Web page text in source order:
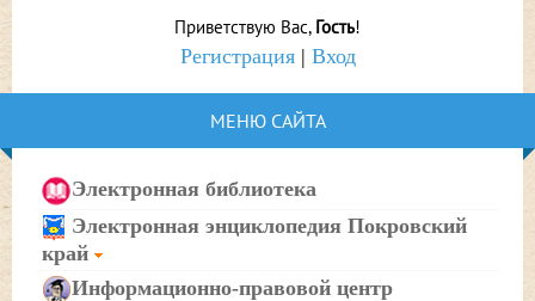
Приветствую Вас, Гость!
Регистрация| Вход
МЕНЮ САЙТА
Электронная библиотека
Электронная энциклопедия Покровский
край
Информационно-правовой центр